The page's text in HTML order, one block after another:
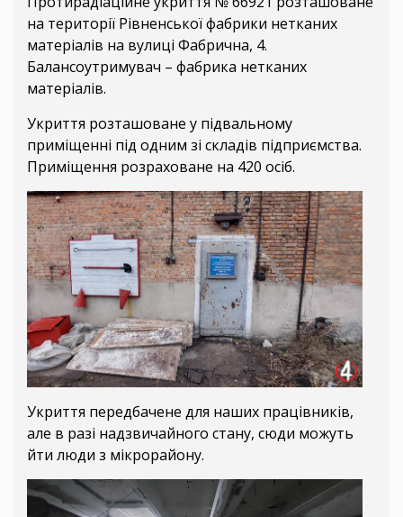
на території Рівненської фабрики нетканих
матеріалів на вулиці Фабрична, 4.
Балансоутримувач – фабрика нетканих
матеріалів.
Укриття розташоване у підвальному
приміщенні під одним зі складів підприємства.
Приміщення розраховане на 420 осіб.
Укриття передбачене для наших працівників,
але в разі надзвичайного стану, сюди можуть
йти люди з мікрорайону.